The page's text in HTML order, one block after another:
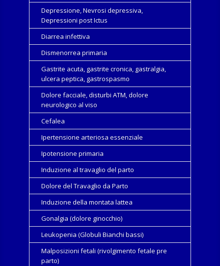
Depressione, Nevrosi depressiva,
Depressioni post Ictus
Diarrea infettiva
Dismenorrea primaria
Gastrite acuta, gastrite cronica, gastralgia,
ulcera peptica, gastrospasmo
Dolore facciale, disturbi ATM, dolore
neurologico al viso
Cefalea
Ipertensione arteriosa essenziale
Ipotensione primaria
Induzione al travaglio del parto
Dolore del Travaglio da Parto
Induzione della montata lattea
Gonalgia (dolore ginocchio)
Leukopenia (Globuli Bianchi bassi)
Malposizioni fetali (rivolgimento fetale pre
parto)